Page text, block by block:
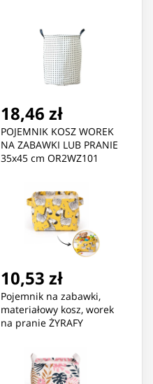
18,46 zł
POJEMNIK KOSZ WOREK
NA ZABAWKI LUB PRANIE
35x45 cm OR2WZ101
10,53 zł
Pojemnik na zabawki,
materiałowy kosz, worek
na pranie ŻYRAFY